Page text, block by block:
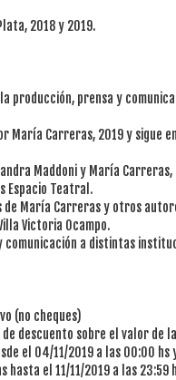
2018 y 2019.
producción, prensa y
María Carreras, 2019 y sigue
Maddoni y María
Espacio Teatral.
de María Carreras y otros
Victoria Ocampo.
a distintas
(no cheques)
de descuento sobre el valor
el 04/11/2019 a las 00:00 hs
hasta el 11/11/2019 a las